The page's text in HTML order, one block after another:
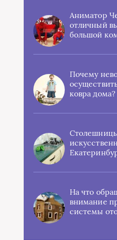
Аниматор
отличный
большой
Почему
ковра дома?
На что
внимание
системы